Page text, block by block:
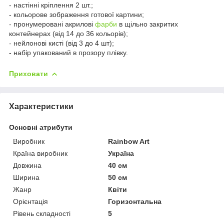
- настінні кріплення 2 шт.;
- кольорове зображення готової картини;
- пронумеровані акрилові фарби в щільно закритих
контейнерах (від 14 до 36 кольорів);
- нейлонові кисті (від 3 до 4 шт);
- набір упакований в прозору плівку.
Приховати
Характеристики
Основні атрибути
Виробник
Rainbow Art
Країна виробник
Україна
Довжина
40 см
Ширина
50 см
Жанр
Квіти
Орієнтація
Горизонтальна
Рівень складності
5